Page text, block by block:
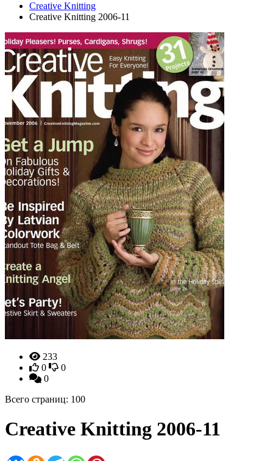
Creative Knitting
Creative Knitting 2006-11
233
0
0
0
Всего страниц: 100
Creative Knitting 2006-11